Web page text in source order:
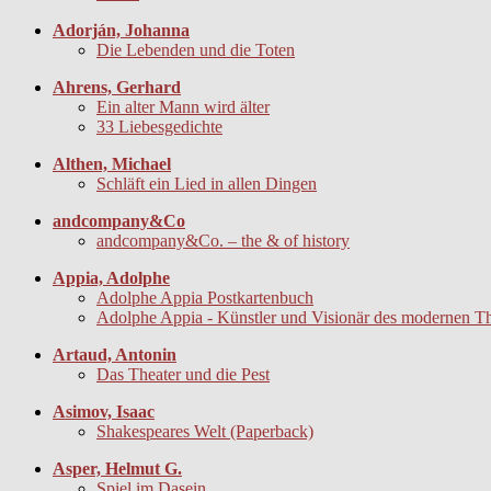
Adorján, Johanna
Die Lebenden und die Toten
Ahrens, Gerhard
Ein alter Mann wird älter
33 Liebesgedichte
Althen, Michael
Schläft ein Lied in allen Dingen
andcompany&Co
andcompany&Co. – the & of history
Appia, Adolphe
Adolphe Appia Postkartenbuch
Adolphe Appia - Künstler und Visionär des modernen
Artaud, Antonin
Das Theater und die Pest
Asimov, Isaac
Shakespeares Welt (Paperback)
Asper, Helmut G.